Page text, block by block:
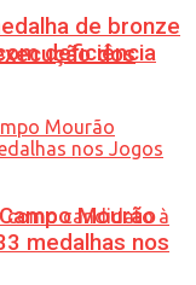
dos
de bronze
deficiência
Mourão
medalhas nos